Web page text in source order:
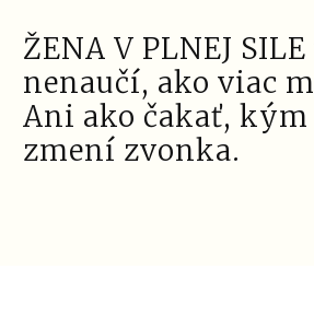
ŽENA V PLNEJ
nenaučí, ako viac
Ani ako čakať, kým
zmení zvonka.